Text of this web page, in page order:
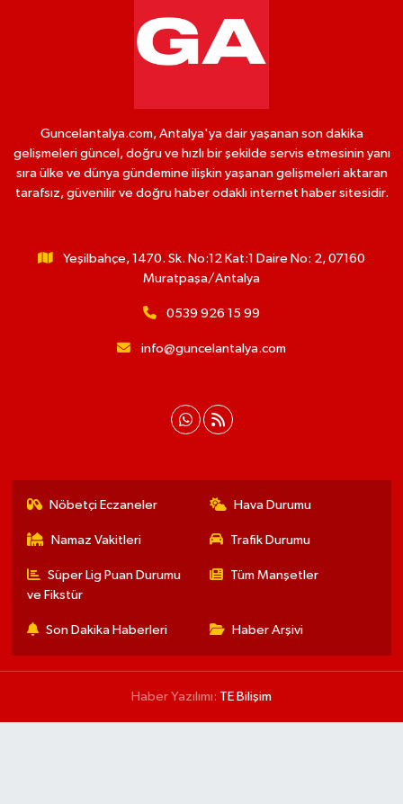
Guncelantalya.com, Antalya'ya dair yaşanan son dakika
gelişmeleri güncel, doğru ve hızlı bir şekilde servis etmesinin yanı
sıra ülke ve dünya gündemine ilişkin yaşanan gelişmeleri aktaran
tarafsız, güvenilir ve doğru haber odaklı internet haber sitesidir.
Yeşilbahçe, 1470. Sk. No:12 Kat:1 Daire No: 2, 07160
Muratpaşa/Antalya
0539 926 15 99
info@guncelantalya.com
Nöbetçi Eczaneler Hava Durumu
Namaz Vakitleri Trafik Durumu
Süper Lig Puan Durumu
ve Fikstür
Tüm Manşetler
Son Dakika Haberleri Haber Arşivi
Haber Yazılımı: TE Bilişim